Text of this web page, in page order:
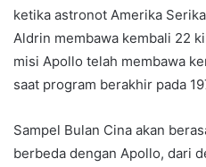
ketika astronot Amerika
Aldrin membawa kembali 22
misi Apollo telah membawa
saat program berakhir pada
Sampel Bulan Cina akan
berbeda dengan Apollo, dari